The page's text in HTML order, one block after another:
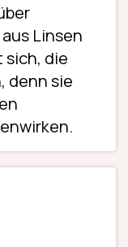
Linsen
sich, die
denn sie